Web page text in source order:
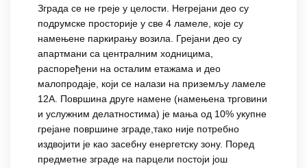
Зграда се не греје у целости. Негрејани део су
подрумске просторије у све 4 ламеле, које су
намењене паркирању возила. Грејани део су
апартмани са централним ходницима,
распоређени на осталим етажама и део
малопродаје, који се налази на приземљу ламеле
12А. Површина друге намене (намењена трговини
и услужним делатностима) је мања од 10% укупне
грејане површине зграде,тако није потребно
издвојити је као засебну енергетску зону. Поред
предметне зграде на парцели постоји још